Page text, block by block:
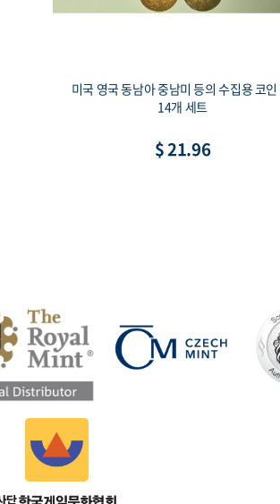
미국 영국 동남아 중남미 등의 수집용 코
14개 세트
$ 21.96